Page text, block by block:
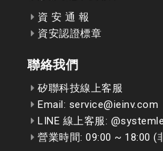
資 安 通 報
資安認證標章
聯絡我們
矽聯科技線上客服
Email: service@ieinv.com
LINE 線上客服:
營業時間: 09:00 ~ 18:00 (